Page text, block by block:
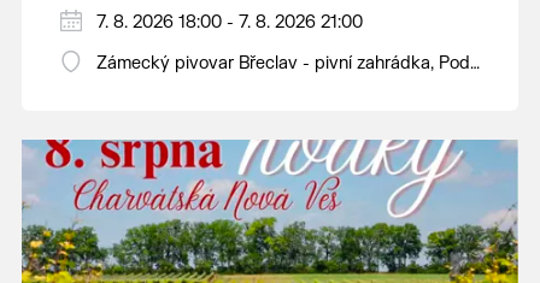
7. 8. 2026 18:00 - 7. 8. 2026 21:00
Zámecký pivovar Břeclav - pivní zahrádka, Pod